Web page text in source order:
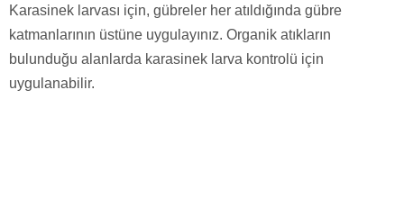
Karasinek larvası için, gübreler her atıldığında gübre
katmanlarının üstüne uygulayınız. Organik atıkların
bulunduğu alanlarda karasinek larva kontrolü için
uygulanabilir.